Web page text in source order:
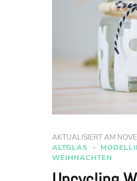
AKTUALISIERT AM
ALTGLAS
WEIHNACHTEN